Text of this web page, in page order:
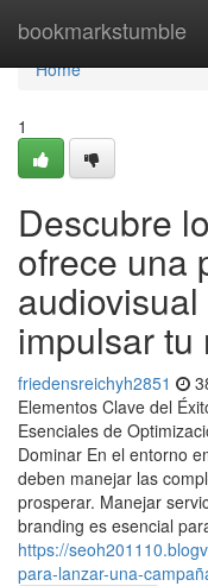
bookmarkstumble
Home
Home
1
Descubre
ofrece una
impulsar tu
friedensreichyh2851
Elementos Clave del
Esenciales de
Dominar En el entorno
deben manejar las
prosperar. Manejar
branding es esencial
https://
para-lanzar-una-